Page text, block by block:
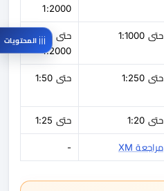
1:2000
حتى 1:1000
حتى
1:2000
حتى 1:250 حتى 1:50
حتى 1:20 حتى 1:25
مراجعة XM -
المحتويات